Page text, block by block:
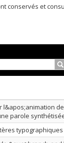
conservés et
order
parole
typographiques